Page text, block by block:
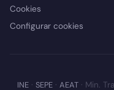
Cookies
Configurar cookies
INE· SEPE· AEAT· Min.